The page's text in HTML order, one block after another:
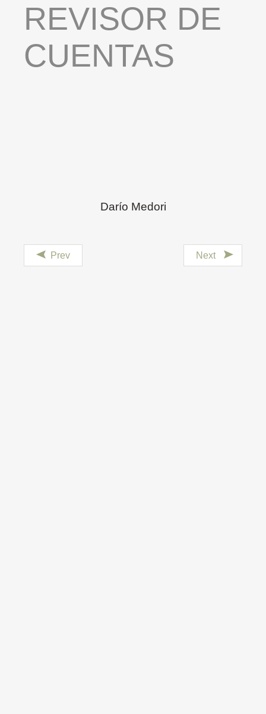
REVISOR DE
CUENTAS
Darío Medori
Prev Next